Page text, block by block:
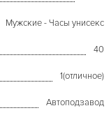
Мужские - Часы унисекс
40
1(отличное)
Автоподзавод